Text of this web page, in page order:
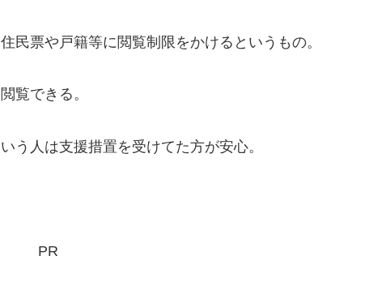
民票や戸籍等に閲覧制限をかけるというもの。
覧できる。
う人は支援措置を受けてた方が安心。
PR